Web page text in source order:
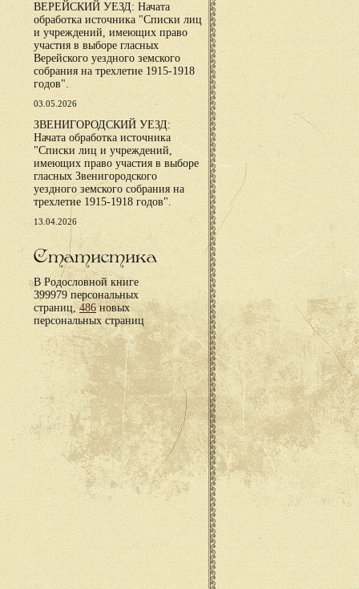
ВЕРЕЙСКИЙ УЕЗД: Начата
обработка источника "Списки лиц
и учреждений, имеющих право
участия в выборе гласных
Верейского уездного земского
собрания на трехлетие 1915-1918
годов".
03.05.2026
ЗВЕНИГОРОДСКИЙ УЕЗД:
Начата обработка источника
"Списки лиц и учреждений,
имеющих право участия в выборе
гласных Звенигородского
уездного земского собрания на
трехлетие 1915-1918 годов".
13.04.2026
Статистика
В Родословной книге
399979 персональных
страниц,486новых
персональных страниц